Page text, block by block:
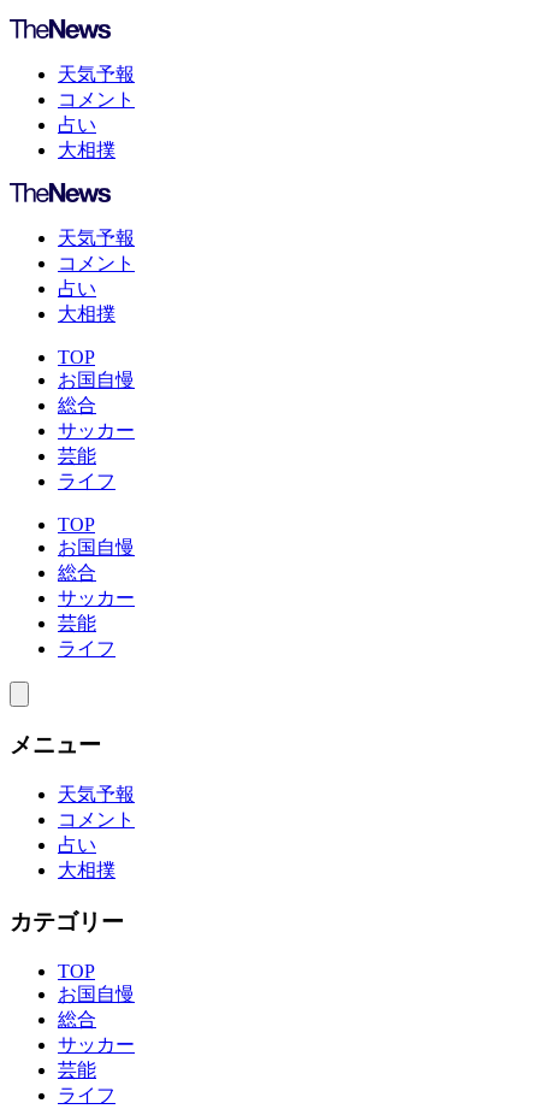
天気予報
コメント
占い
大相撲
天気予報
コメント
占い
大相撲
TOP
お国自慢
総合
サッカー
芸能
ライフ
TOP
お国自慢
総合
サッカー
芸能
ライフ
メニュー
天気予報
コメント
占い
大相撲
カテゴリー
TOP
お国自慢
総合
サッカー
芸能
ライフ